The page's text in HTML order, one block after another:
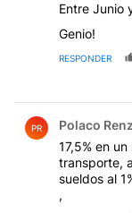
Entre Junio
Genio!
RESPONDER
PR Polaco
17,5% en
transporte,
sueldos al
,